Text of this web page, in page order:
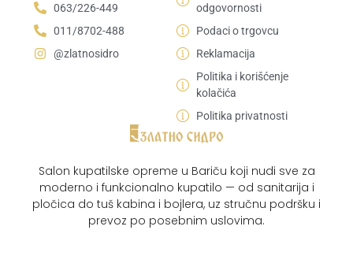
Salon kupatilske opreme u Bariču koji nudi sve za
moderno i funkcionalno kupatilo — od sanitarija i
pločica do tuš kabina i bojlera, uz stručnu podršku i
prevoz po posebnim uslovima.
063/226-449
011/8702-488
@zlatnosidro
odgovornosti
Podaci o trgovcu
Reklamacija
Politika i korišćenje
kolačića
Politika privatnosti